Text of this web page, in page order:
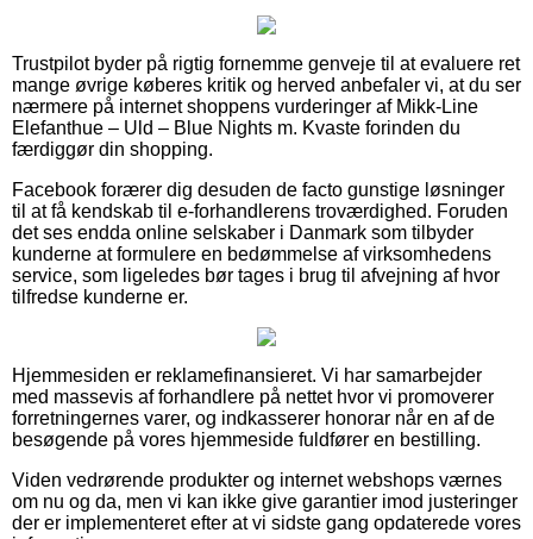
Trustpilot byder på rigtig fornemme genveje til at evaluere ret
mange øvrige køberes kritik og herved anbefaler vi, at du ser
nærmere på internet shoppens vurderinger af Mikk-Line
Elefanthue – Uld – Blue Nights m. Kvaste forinden du
færdiggør din shopping.
Facebook forærer dig desuden de facto gunstige løsninger
til at få kendskab til e-forhandlerens troværdighed. Foruden
det ses endda online selskaber i Danmark som tilbyder
kunderne at formulere en bedømmelse af virksomhedens
service, som ligeledes bør tages i brug til afvejning af hvor
tilfredse kunderne er.
Hjemmesiden er reklamefinansieret. Vi har samarbejder
med massevis af forhandlere på nettet hvor vi promoverer
forretningernes varer, og indkasserer honorar når en af de
besøgende på vores hjemmeside fuldfører en bestilling.
Viden vedrørende produkter og internet webshops værnes
om nu og da, men vi kan ikke give garantier imod justeringer
der er implementeret efter at vi sidste gang opdaterede vores